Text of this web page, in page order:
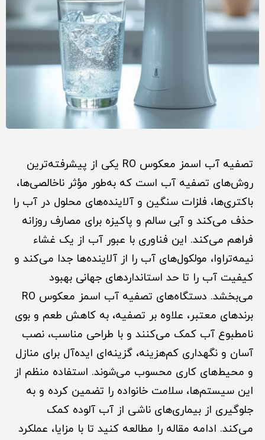
تصفیه آب اسمز معکوس RO یکی از پیشرفته‌ترین
روش‌های تصفیه آب است که به‌طور مؤثر ناخالصی‌ها،
باکتری‌ها، فلزات سنگین و آلاینده‌های محلول در آب را
حذف می‌کند و آبی سالم و پاکیزه برای مصارف روزانه
فراهم می‌کند. این فناوری با عبور آب از یک غشاء
نیمه‌تراوا، مولکول‌های آب را از آلاینده‌ها جدا می‌کند و
کیفیت آب را تا حد استانداردهای جهانی بهبود
می‌بخشد. دستگاه‌های تصفیه آب اسمز معکوس RO
برندهای معتبر، علاوه بر تصفیه، به کاهش طعم و بوی
نامطبوع آب کمک می‌کنند و با طراحی مناسب، نصب
آسان و نگهداری کم‌هزینه، گزینه‌ای ایده‌آل برای منازل
و محیط‌های کاری محسوب می‌شوند. استفاده منظم از
این سیستم‌ها، سلامت خانواده را تضمین کرده و به
جلوگیری از بیماری‌های ناشی از آب آلوده کمک
می‌کند. ادامه مقاله را مطالعه کنید تا با مزایا، عملکرد